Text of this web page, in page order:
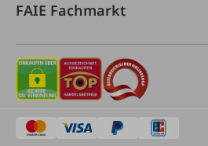
FAIE Fachmarkt